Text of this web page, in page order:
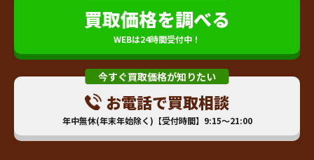
買取価格を調べる
WEBは24時間受付中！
今すぐ買取価格が知りたい
お電話で買取相談
年中無休(年末年始除く)【受付時間】9:15～21:00